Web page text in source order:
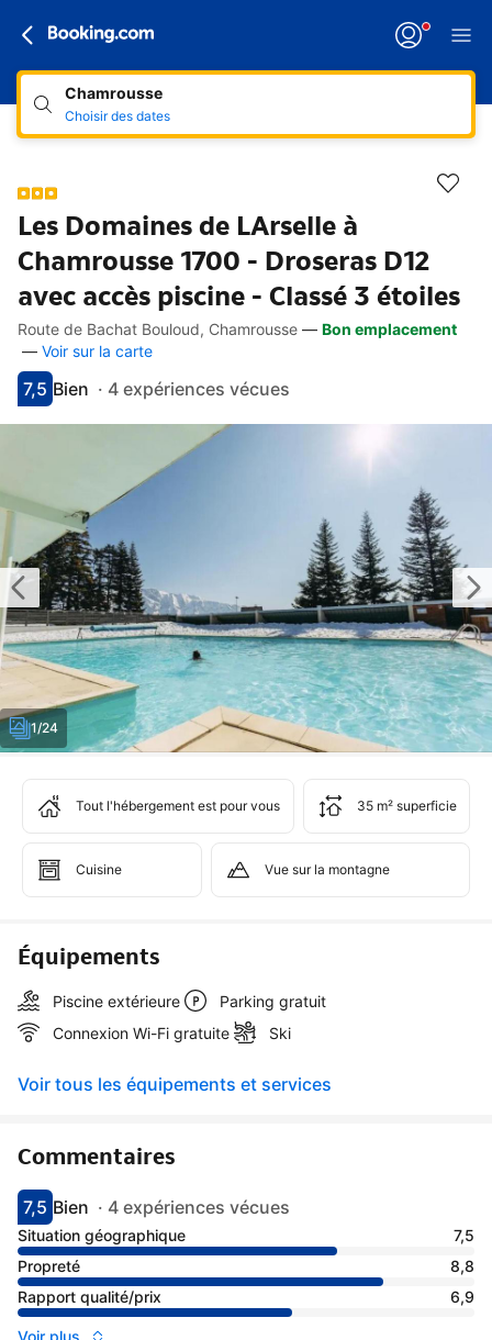
Chamrousse
Choisir des dates
Les Domaines de LArselle à
Chamrousse 1700 - Droseras D12
avec accès piscine - Classé 3 étoiles
Accès rapides
Aller à la description
Aller aux équipements
Aller aux hébergements
Aller aux conditions
Route de Bachat Bouloud, Chamrousse — Bon emplacement
— Voir sur la carte
Avec une note de 7.5
7,5
bien Bien · 4 expériences vécues
1/24
Tout l'hébergement est pour vous 35 m² superficie
Cuisine Vue sur la montagne
Équipements
Piscine extérieure
Parking gratuit
Connexion Wi-Fi gratuite
Ski
Voir tous les équipements et services
Commentaires
Avec une note de 7.5
7,5
bien Bien · 4 expériences vécues
Situation géographique
7,5
Propreté
8,8
Rapport qualité/prix
6,9
Voir plus